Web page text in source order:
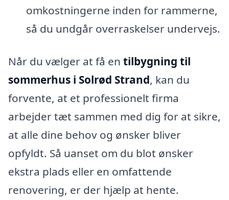
omkostningerne inden for rammerne,
så du undgår overraskelser undervejs.
Når du vælger at få en tilbygning til
sommerhus i Solrød Strand, kan du
forvente, at et professionelt firma
arbejder tæt sammen med dig for at sikre,
at alle dine behov og ønsker bliver
opfyldt. Så uanset om du blot ønsker
ekstra plads eller en omfattende
renovering, er der hjælp at hente.